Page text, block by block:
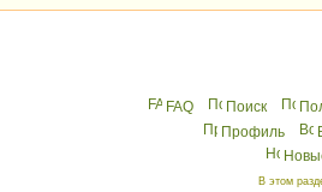
FAQ Поиск
Профиль
В этом